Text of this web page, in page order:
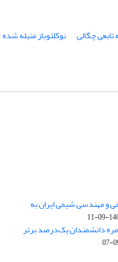
تابعی چگالی
نوکلئوباز متیله شده
و مهندسی شیمی ایران به
زمره دانشمندان یک‌درصد برتر